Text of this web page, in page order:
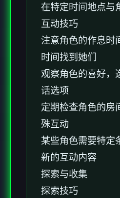
在特定时间地点与
互动技巧
注意角色的作息时
时间找到她们
观察角色的喜好，
话选项
定期检查角色的房
殊互动
某些角色需要特定
新的互动内容
探索与收集
探索技巧